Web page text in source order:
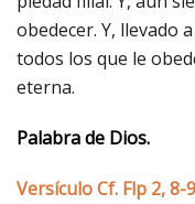
obedecer. Y, llevado
todos los que le
eterna.
Palabra de Dios.
Versículo Cf. Flp 2, 8-9